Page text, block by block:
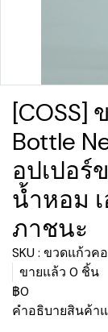
[COSS]
Bottle
อปเปอร์
น้ำหอม
ภาชนะ
SKU : ขวดแก้วค
ขายแล้ว 0 ชิ้น
฿0
คำอธิบายสินค้า